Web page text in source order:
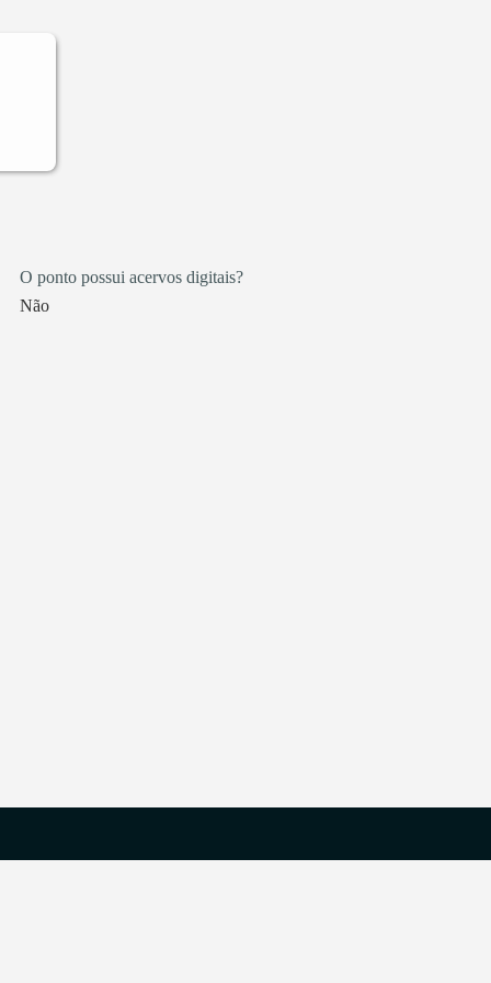
O ponto possui acervos digitais?
Não